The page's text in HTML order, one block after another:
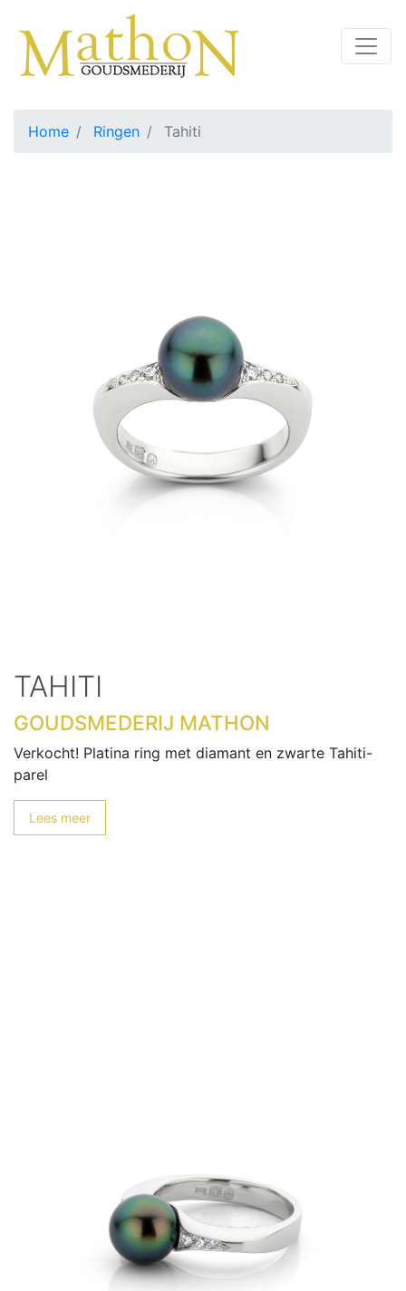
Home Ringen Tahiti
TAHITI
GOUDSMEDERIJ MATHON
Verkocht! Platina ring met diamant en zwarte Tahiti-
parel
Lees meer